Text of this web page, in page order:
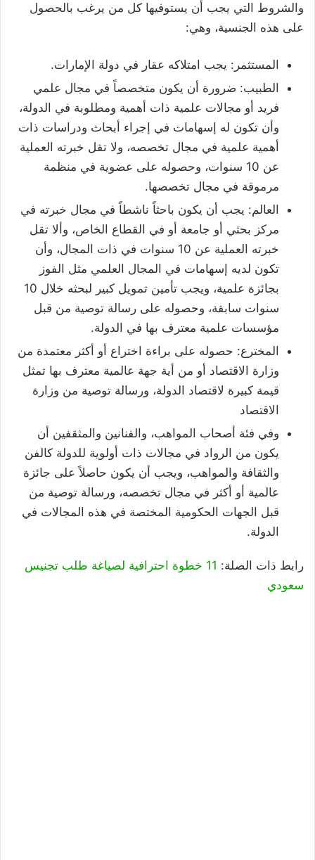
والشروط التي يجب أن يستوفيها كل من يرغب بالحصول
على هذه الجنسية، وهي:
المستثمر: يجب امتلاكه عقار في دولة الإمارات.
الطبيب: ضرورة أن يكون متخصصاً في مجال علمي
فريد أو مجالات علمية ذات أهمية ومطلوبة في الدولة،
وأن تكون له إسهامات في إجراء أبحاث ودراسات ذات
أهمية علمية في مجال تخصصه، ولا تقل خبرته العملية
عن 10 سنوات، وحصوله على عضوية في منظمة
مرموقة في مجال تخصصها.
العالم: يجب أن يكون باحثاً ناشطاً في مجال خبرته في
مركز بحثي أو جامعة أو في القطاع الخاص، وألا تقل
خبرته العملية عن 10 سنوات في ذات المجال، وأن
تكون لديه إسهامات في المجال العلمي مثل الفوز
بجائزة علمية، ويجب تأمين تمويل كبير لبحثه خلال 10
سنوات سابقة، وحصوله على رسالة توصية من قبل
مؤسسات علمية معترف بها في الدولة.
المخترع: حصوله على براءة اختراع أو أكثر معتمدة من
وزارة الاقتصاد أو من أية جهة عالمية معترف بها تمثل
قيمة كبيرة لاقتصاد الدولة، ورسالة توصية من وزارة
الاقتصاد
وفي فئة أصحاب المواهب، والفنانين والمثقفين أن
يكون من الرواد في مجالات ذات أولوية للدولة كالفن
والثقافة والمواهب، ويجب أن يكون حاصلاً على جائزة
عالمية أو أكثر في مجال تخصصه، ورسالة توصية من
قبل الجهات الحكومية المختصة في هذه المجالات في
الدولة.
رابط ذات الصلة:
11 خطوة احترافية لصياغة طلب تجنيس
سعودي